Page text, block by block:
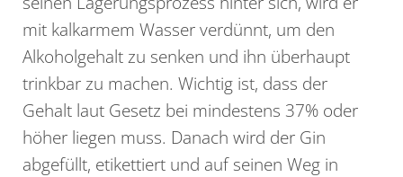
mit kalkarmem Wasser verdünnt, um den
Alkoholgehalt zu senken und ihn überhaupt
trinkbar zu machen. Wichtig ist, dass der
Gehalt laut Gesetz bei mindestens 37% oder
höher liegen muss. Danach wird der Gin
abgefüllt, etikettiert und auf seinen Weg in